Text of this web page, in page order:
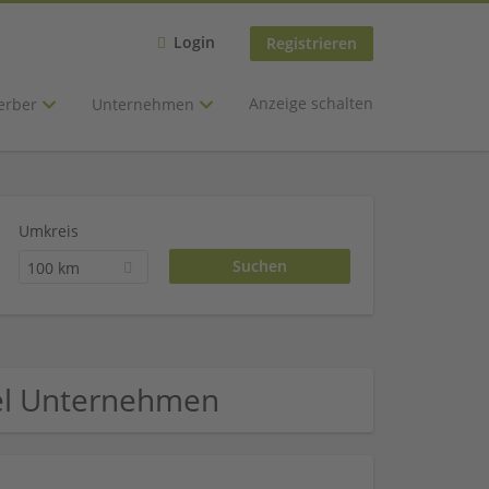
Login Registrieren
Unternehmen Anzeige schalten
Umkreis
100 km
Unternehmen